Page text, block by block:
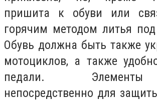
пришита к обуви или
горячим методом литья
Обувь должна быть также
мотоциклов, а также
педали.
непосредственно для